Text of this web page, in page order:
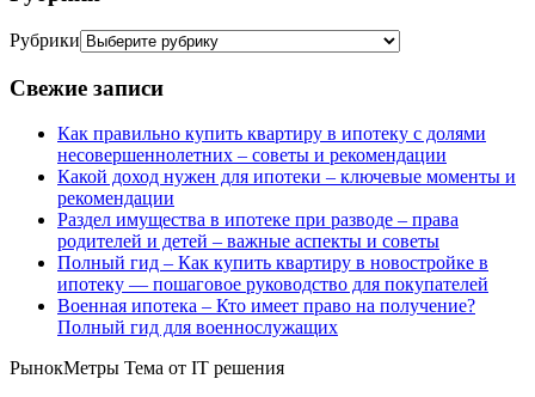
Рубрики
Свежие записи
Как правильно купить квартиру в ипотеку с долями
несовершеннолетних – советы и рекомендации
Какой доход нужен для ипотеки – ключевые моменты и
рекомендации
Раздел имущества в ипотеке при разводе – права
родителей и детей – важные аспекты и советы
Полный гид – Как купить квартиру в новостройке в
ипотеку — пошаговое руководство для покупателей
Военная ипотека – Кто имеет право на получение?
Полный гид для военнослужащих
РынокМетры Тема от IT решения